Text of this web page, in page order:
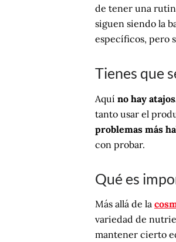
de tener una
siguen siendo la
específicos, pero
Tienes que
Aquí no hay
tanto usar el
problemas más
con probar.
Qué es
Más allá de la
variedad de
mantener cierto